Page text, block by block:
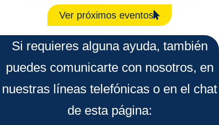
Ver próximos eventos
Si requieres alguna ayuda, también
puedes comunicarte con nosotros, en
nuestras líneas telefónicas o en el chat
de esta página: